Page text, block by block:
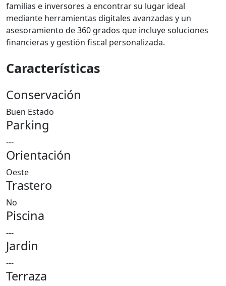
familias e inversores a encontrar su lugar ideal
mediante herramientas digitales avanzadas y un
asesoramiento de 360 grados que incluye soluciones
financieras y gestión fiscal personalizada.
Características
Conservación
Buen Estado
Parking
---
Orientación
Oeste
Trastero
No
Piscina
---
Jardin
---
Terraza